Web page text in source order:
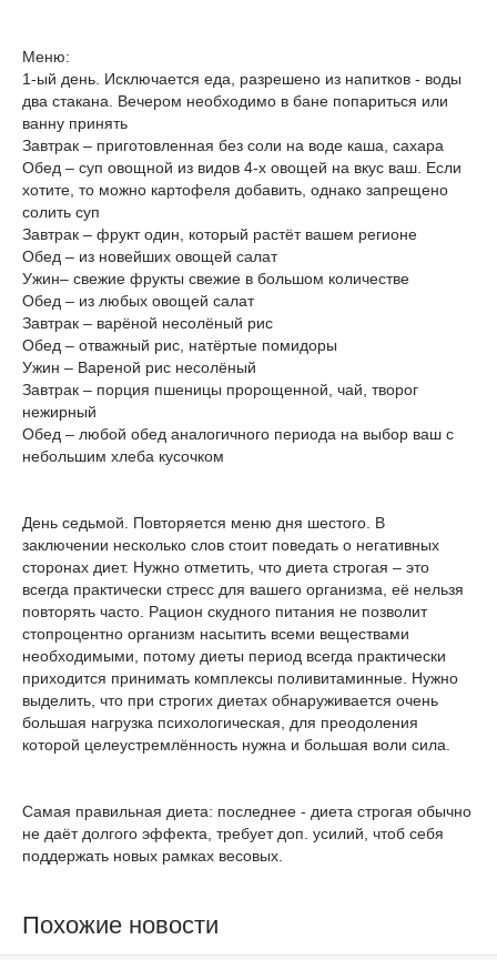
Меню:
1-ый день. Исключается еда, разрешено из напитков - воды
два стакана. Вечером необходимо в бане попариться или
ванну принять
Завтрак – приготовленная без соли на воде каша, сахара
Обед – суп овощной из видов 4-х овощей на вкус ваш. Если
хотите, то можно картофеля добавить, однако запрещено
солить суп
Завтрак – фрукт один, который растёт вашем регионе
Обед – из новейших овощей салат
Ужин– свежие фрукты свежие в большом количестве
Обед – из любых овощей салат
Завтрак – варёной несолёный рис
Обед – отважный рис, натёртые помидоры
Ужин – Вареной рис несолёный
Завтрак – порция пшеницы пророщенной, чай, творог
нежирный
Обед – любой обед аналогичного периода на выбор ваш с
небольшим хлеба кусочком
День седьмой. Повторяется меню дня шестого. В
заключении несколько слов стоит поведать о негативных
сторонах диет. Нужно отметить, что диета строгая – это
всегда практически стресс для вашего организма, её нельзя
повторять часто. Рацион скудного питания не позволит
стопроцентно организм насытить всеми веществами
необходимыми, потому диеты период всегда практически
приходится принимать комплексы поливитаминные. Нужно
выделить, что при строгих диетах обнаруживается очень
большая нагрузка психологическая, для преодоления
которой целеустремлённость нужна и большая воли сила.
Самая правильная диета: последнее - диета строгая обычно
не даёт долгого эффекта, требует доп. усилий, чтоб себя
поддержать новых рамках весовых.
Похожие новости